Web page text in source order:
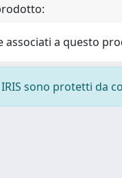
associati a questo
sono protetti da